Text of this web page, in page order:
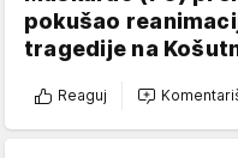
pokušao
tragedije na
Reaguj